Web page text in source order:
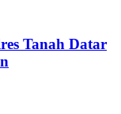
Tanah Datar